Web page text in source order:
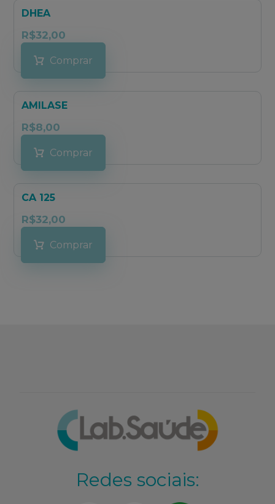
DHEA
R$32,00
Comprar
AMILASE
R$8,00
Comprar
CA 125
R$32,00
Comprar
Redes sociais: